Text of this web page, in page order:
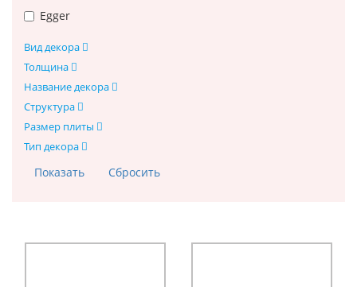
Egger
Вид декора
Толщина
Название декора
Структура
Размер плиты
Тип декора